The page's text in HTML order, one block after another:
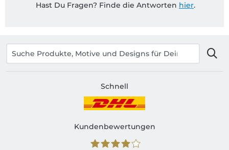
Hast Du Fragen? Finde die Antworten hier.
Schnell
Kundenbewertungen